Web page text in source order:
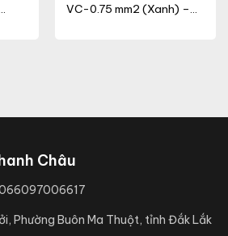
VC-0.75 mm2 (Xanh) –
Châu
Phường Buôn Ma Thuột, tỉnh Đắk Lắk